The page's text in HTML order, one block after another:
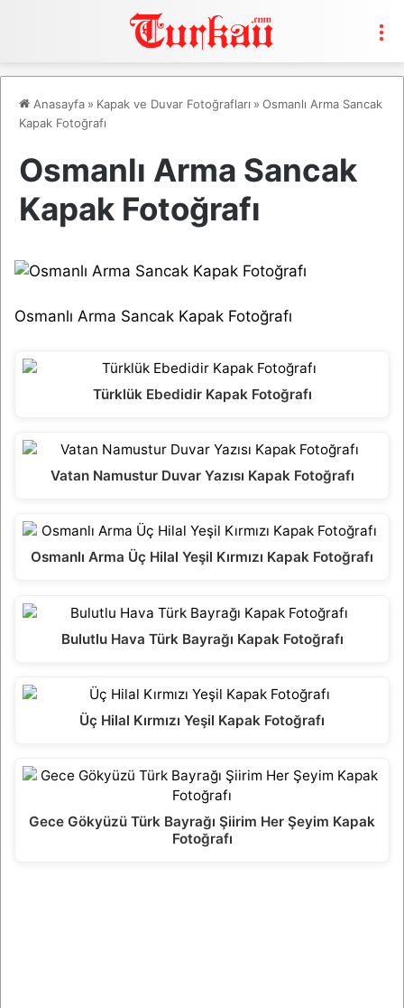
Anasayfa » Kapak ve Duvar Fotoğrafları » Osmanlı Arma Sancak
Kapak Fotoğrafı
Osmanlı Arma Sancak
Kapak Fotoğrafı
Osmanlı Arma Sancak Kapak Fotoğrafı
Türklük Ebedidir Kapak Fotoğrafı
Vatan Namustur Duvar Yazısı Kapak Fotoğrafı
Osmanlı Arma Üç Hilal Yeşil Kırmızı Kapak Fotoğrafı
Bulutlu Hava Türk Bayrağı Kapak Fotoğrafı
Üç Hilal Kırmızı Yeşil Kapak Fotoğrafı
Gece Gökyüzü Türk Bayrağı Şiirim Her Şeyim Kapak
Fotoğrafı